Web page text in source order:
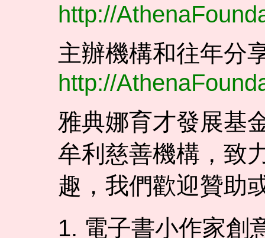
http://
主辦機構和往年分
http://
雅典娜育才發展基
牟利慈善機構，致
趣，我們歡迎贊助
1. 電子書小作家創